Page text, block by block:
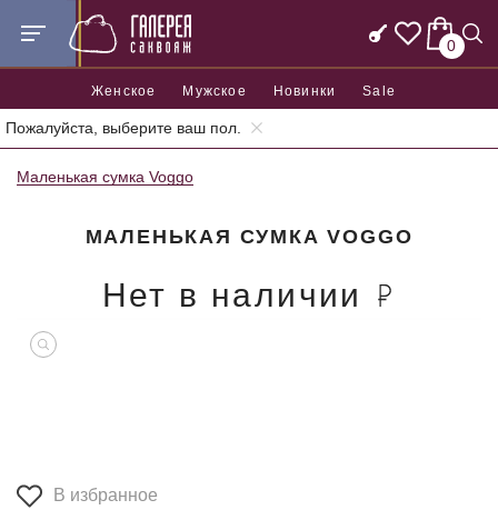
0
Женское Мужское Новинки Sale
Пожалуйста, выберите ваш пол.
Главная Женские сумки Женские маленькие сумки
Маленькая сумка Voggo
МАЛЕНЬКАЯ СУМКА VOGGO
Нет в наличии
В избранное